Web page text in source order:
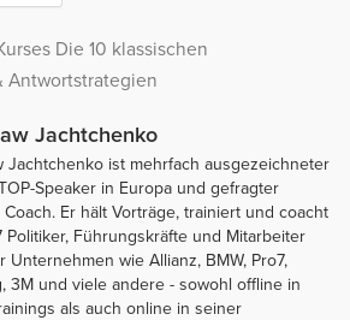
Die 10 klassischen
Antwortstrategien
Jachtchenko
Jachtchenko ist mehrfach ausgezeichneter
Speaker in Europa und gefragter
Er hält Vorträge, trainiert und coacht
Politiker, Führungskräfte und Mitarbeiter
Unternehmen wie Allianz, BMW, Pro7,
3M und viele andere - sowohl offline in
als auch online in seiner